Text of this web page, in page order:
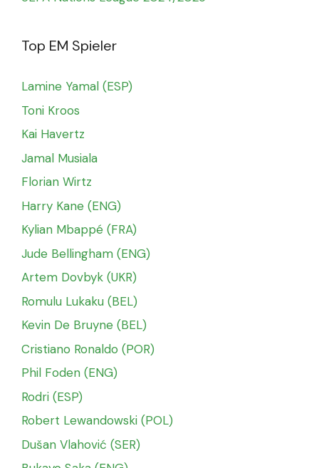
Top EM Spieler
Lamine Yamal (ESP)
Toni Kroos
Kai Havertz
Jamal Musiala
Florian Wirtz
Harry Kane (ENG)
Kylian Mbappé (FRA)
Jude Bellingham (ENG)
Artem Dovbyk (UKR)
Romulu Lukaku (BEL)
Kevin De Bruyne (BEL)
Cristiano Ronaldo (POR)
Phil Foden (ENG)
Rodri (ESP)
Robert Lewandowski (POL)
Dušan Vlahović (SER)